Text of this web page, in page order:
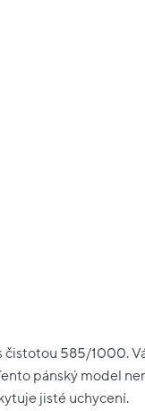
čistotou 585/1000.
pánský model
jisté uchycení.